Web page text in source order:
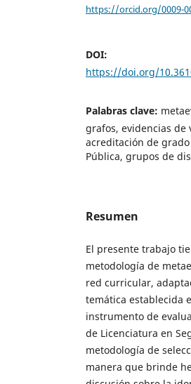
https://orcid.org/0009-
DOI:
https://doi.org/
Palabras clave:
grafos, evidencias de
acreditación de
Pública, grupos de
Resumen
El presente trabajo
metodología de
red curricular,
temática establecida
instrumento de
de Licenciatura en
metodología de
manera que brinde